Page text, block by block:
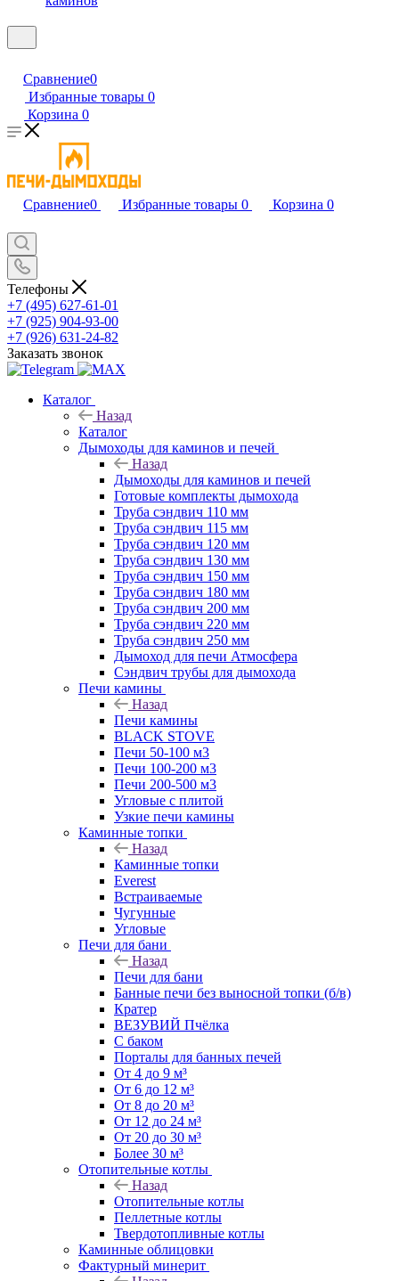
Сравнение0
Избранные товары 0
Корзина 0
Сравнение0 Избранные товары 0 Корзина 0
Телефоны
+7 (495) 627-61-01
+7 (925) 904-93-00
+7 (926) 631-24-82
Заказать звонок
Каталог
Назад
Каталог
Дымоходы для каминов и печей
Назад
Дымоходы для каминов и печей
Готовые комплекты дымохода
Труба сэндвич 110 мм
Труба сэндвич 115 мм
Труба сэндвич 120 мм
Труба сэндвич 130 мм
Труба сэндвич 150 мм
Труба сэндвич 180 мм
Труба сэндвич 200 мм
Труба сэндвич 220 мм
Труба сэндвич 250 мм
Дымоход для печи Атмосфера
Сэндвич трубы для дымохода
Печи камины
Назад
Печи камины
BLACK STOVE
Печи 50-100 м3
Печи 100-200 м3
Печи 200-500 м3
Угловые с плитой
Узкие печи камины
Каминные топки
Назад
Каминные топки
Everest
Встраиваемые
Чугунные
Угловые
Печи для бани
Назад
Печи для бани
Банные печи без выносной топки (б/в)
Кратер
ВЕЗУВИЙ Пчёлка
С баком
Порталы для банных печей
От 4 до 9 м³
От 6 до 12 м³
От 8 до 20 м³
От 12 до 24 м³
От 20 до 30 м³
Более 30 м³
Отопительные котлы
Назад
Отопительные котлы
Пеллетные котлы
Твердотопливные котлы
Каминные облицовки
Фактурный минерит